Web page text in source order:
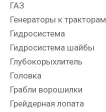
ГАЗ
Генераторы к тракторам
Гидросистема
Гидросистема шайбы
Глубокорыхлитель
Головка
Грабли ворошилки
Грейдерная лопата